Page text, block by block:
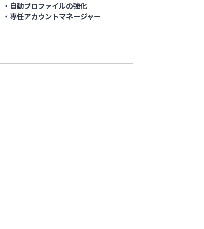
・自動プロファイルの強化
・専任アカウントマネージャー